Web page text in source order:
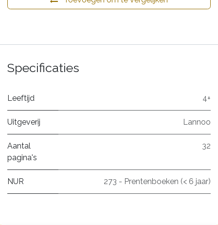
Specificaties
Leeftijd 4+
Uitgeverij Lannoo
Aantal
pagina's
32
NUR 273 - Prentenboeken (< 6 jaar)